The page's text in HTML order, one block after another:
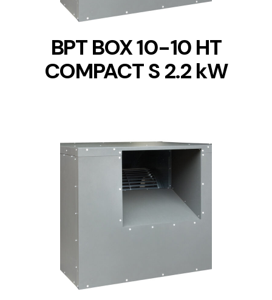
BPT BOX 10-10 HT
COMPACT S 2.2 kW
DETAILS